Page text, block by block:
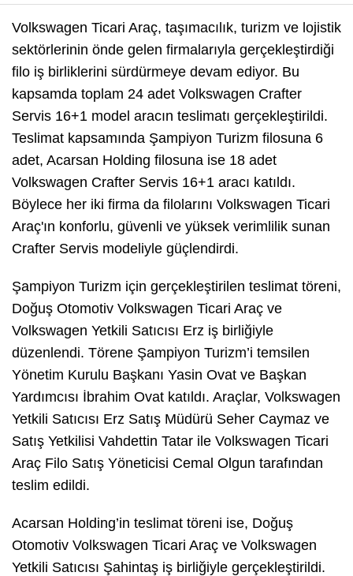
Volkswagen Ticari Araç, taşımacılık, turizm ve lojistik
sektörlerinin önde gelen firmalarıyla gerçekleştirdiği
filo iş birliklerini sürdürmeye devam ediyor. Bu
kapsamda toplam 24 adet Volkswagen Crafter
Servis 16+1 model aracın teslimatı gerçekleştirildi.
Teslimat kapsamında Şampiyon Turizm filosuna 6
adet, Acarsan Holding filosuna ise 18 adet
Volkswagen Crafter Servis 16+1 aracı katıldı.
Böylece her iki firma da filolarını Volkswagen Ticari
Araç'ın konforlu, güvenli ve yüksek verimlilik sunan
Crafter Servis modeliyle güçlendirdi.
Şampiyon Turizm için gerçekleştirilen teslimat töreni,
Doğuş Otomotiv Volkswagen Ticari Araç ve
Volkswagen Yetkili Satıcısı Erz iş birliğiyle
düzenlendi. Törene Şampiyon Turizm’i temsilen
Yönetim Kurulu Başkanı Yasin Ovat ve Başkan
Yardımcısı İbrahim Ovat katıldı. Araçlar, Volkswagen
Yetkili Satıcısı Erz Satış Müdürü Seher Caymaz ve
Satış Yetkilisi Vahdettin Tatar ile Volkswagen Ticari
Araç Filo Satış Yöneticisi Cemal Olgun tarafından
teslim edildi.
Acarsan Holding’in teslimat töreni ise, Doğuş
Otomotiv Volkswagen Ticari Araç ve Volkswagen
Yetkili Satıcısı Şahintaş iş birliğiyle gerçekleştirildi.